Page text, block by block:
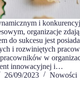
i
organizacje
do sukcesu jest
i rozwiniętych
w
innowacyjnej i…
26/09/2023 Nowości